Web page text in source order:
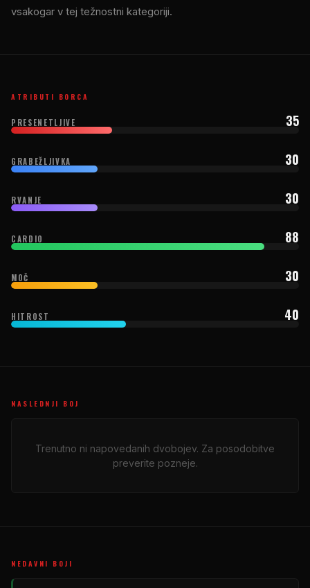
vsakogar v tej težnostni kategoriji.
ATRIBUTI BORCA
PRESENETLJIVE 35
GRABEŽLJIVKA 30
RVANJE 30
CARDIO 88
MOČ 30
HITROST 40
NASLEDNJI BOJ
Trenutno ni napovedanih dvobojev. Za posodobitve
preverite pozneje.
NEDAVNI BOJI